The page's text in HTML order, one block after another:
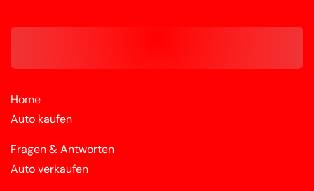
Home
Auto kaufen
Fragen & Antworten
Auto verkaufen